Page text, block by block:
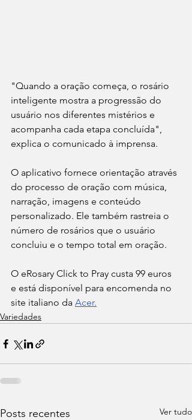
"Quando a oração começa, o rosário
inteligente mostra a progressão do
usuário nos diferentes mistérios e
acompanha cada etapa concluída",
explica o comunicado à imprensa.
O aplicativo fornece orientação através
do processo de oração com música,
narração, imagens e conteúdo
personalizado. Ele também rastreia o
número de rosários que o usuário
concluiu e o tempo total em oração.
O eRosary Click to Pray custa 99 euros
e está disponível para encomenda no
site italiano da Acer.
Variedades
Posts recentes Ver tudo